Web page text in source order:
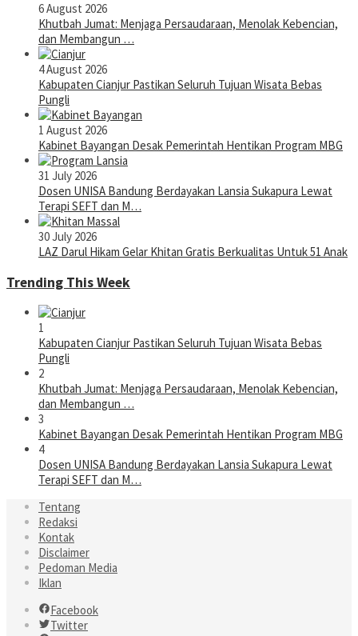
6 August 2026
Khutbah Jumat: Menjaga Persaudaraan, Menolak Kebencian,
dan Membangun …
4 August 2026
Kabupaten Cianjur Pastikan Seluruh Tujuan Wisata Bebas
Pungli
1 August 2026
Kabinet Bayangan Desak Pemerintah Hentikan Program MBG
31 July 2026
Dosen UNISA Bandung Berdayakan Lansia Sukapura Lewat
Terapi SEFT dan M…
30 July 2026
LAZ Darul Hikam Gelar Khitan Gratis Berkualitas Untuk 51 Anak
Trending This Week
1
Kabupaten Cianjur Pastikan Seluruh Tujuan Wisata Bebas
Pungli
2
Khutbah Jumat: Menjaga Persaudaraan, Menolak Kebencian,
dan Membangun …
3
Kabinet Bayangan Desak Pemerintah Hentikan Program MBG
4
Dosen UNISA Bandung Berdayakan Lansia Sukapura Lewat
Terapi SEFT dan M…
Tentang
Redaksi
Kontak
Disclaimer
Pedoman Media
Iklan
Facebook
Twitter